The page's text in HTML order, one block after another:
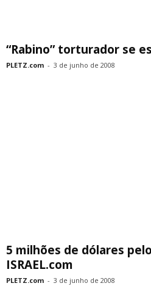
“Rabino” torturador se
PLETZ.com - 3 de junho de 2008
5 milhões de dólares
ISRAEL.com
PLETZ.com - 3 de junho de 2008